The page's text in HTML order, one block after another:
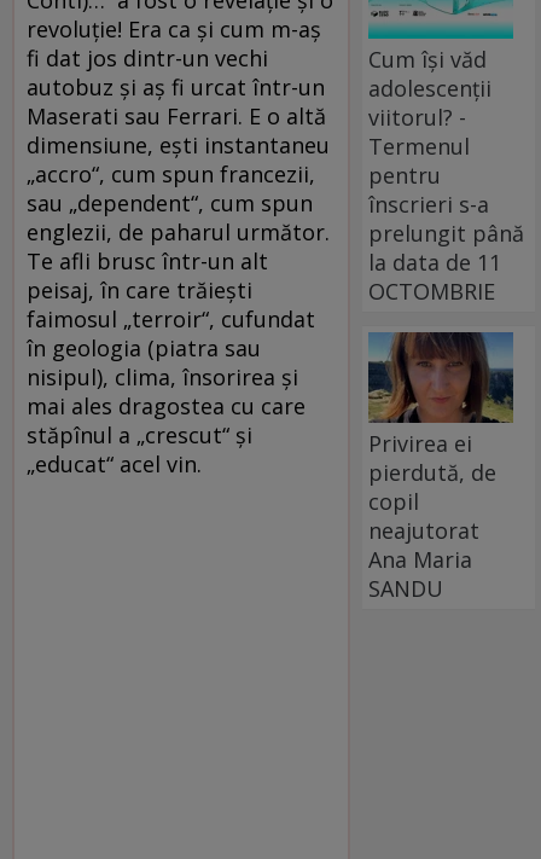
revoluție! Era ca și cum m-aș
fi dat jos dintr-un vechi
autobuz și aș fi urcat într-un
Maserati sau Ferrari. E o altă
dimensiune, ești instantaneu
„accro“, cum spun francezii,
sau „dependent“, cum spun
englezii, de paharul următor.
Te afli brusc într-un alt
peisaj, în care trăiești
faimosul „terroir“, cufundat
în geologia (piatra sau
nisipul), clima, însorirea și
mai ales dragostea cu care
stăpînul a „crescut“ și
„educat“ acel vin.
Cum își văd
adolescenții
viitorul? -
Termenul
pentru
înscrieri s-a
prelungit până
la data de 11
OCTOMBRIE
Privirea ei
pierdută, de
copil
neajutorat
Ana Maria
SANDU